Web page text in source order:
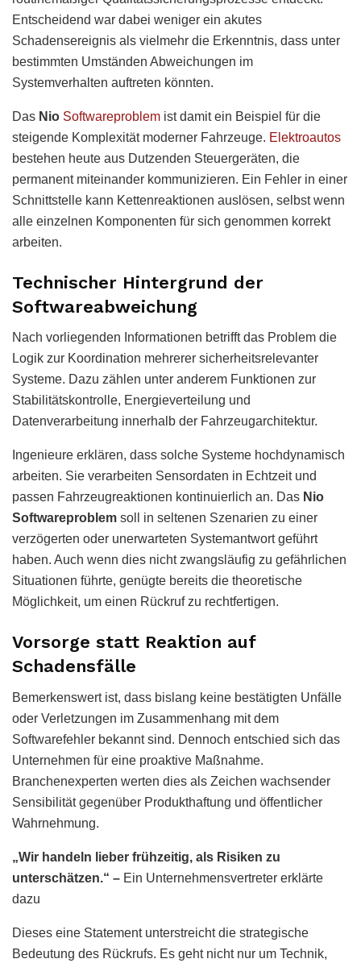
Entscheidend war dabei weniger ein akutes
Schadensereignis als vielmehr die Erkenntnis, dass unter
bestimmten Umständen Abweichungen im
Systemverhalten auftreten könnten.
Das Nio Softwareproblem ist damit ein Beispiel für die
steigende Komplexität moderner Fahrzeuge. Elektroautos
bestehen heute aus Dutzenden Steuergeräten, die
permanent miteinander kommunizieren. Ein Fehler in einer
Schnittstelle kann Kettenreaktionen auslösen, selbst wenn
alle einzelnen Komponenten für sich genommen korrekt
arbeiten.
Technischer Hintergrund der
Softwareabweichung
Nach vorliegenden Informationen betrifft das Problem die
Logik zur Koordination mehrerer sicherheitsrelevanter
Systeme. Dazu zählen unter anderem Funktionen zur
Stabilitätskontrolle, Energieverteilung und
Datenverarbeitung innerhalb der Fahrzeugarchitektur.
Ingenieure erklären, dass solche Systeme hochdynamisch
arbeiten. Sie verarbeiten Sensordaten in Echtzeit und
passen Fahrzeugreaktionen kontinuierlich an. Das Nio
Softwareproblem soll in seltenen Szenarien zu einer
verzögerten oder unerwarteten Systemantwort geführt
haben. Auch wenn dies nicht zwangsläufig zu gefährlichen
Situationen führte, genügte bereits die theoretische
Möglichkeit, um einen Rückruf zu rechtfertigen.
Vorsorge statt Reaktion auf
Schadensfälle
Bemerkenswert ist, dass bislang keine bestätigten Unfälle
oder Verletzungen im Zusammenhang mit dem
Softwarefehler bekannt sind. Dennoch entschied sich das
Unternehmen für eine proaktive Maßnahme.
Branchenexperten werten dies als Zeichen wachsender
Sensibilität gegenüber Produkthaftung und öffentlicher
Wahrnehmung.
„Wir handeln lieber frühzeitig, als Risiken zu
unterschätzen.“ – Ein Unternehmensvertreter erklärte
dazu
Dieses eine Statement unterstreicht die strategische
Bedeutung des Rückrufs. Es geht nicht nur um Technik,